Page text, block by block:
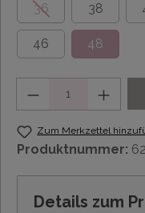
36
38
46 48
Zum Merkzettel
Produktnummer:
Details zum